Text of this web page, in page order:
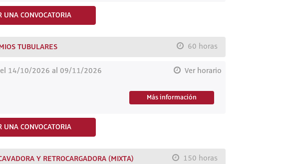
UNA CONVOCATORIA
60 horas
TUBULARES
14/10/2026 al 09/11/2026 Ver horario
Más información
UNA CONVOCATORIA
150 horas
Y RETROCARGADORA (MIXTA)